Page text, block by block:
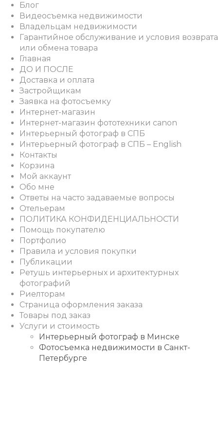
Блог
Видеосъемка недвижимости
Владельцам недвижимости
Гарантийное обслуживание и условия возврата
или обмена товара
Главная
ДО И ПОСЛЕ
Доставка и оплата
Застройщикам
Заявка на фотосъемку
Интернет-магазин
Интернет-магазин фототехники canon
Интерьерный фотограф в СПБ
Интерьерный фотограф в СПБ – English
Контакты
Корзина
Мой аккаунт
Обо мне
Ответы на часто задаваемые вопросы
Отельерам
ПОЛИТИКА КОНФИДЕНЦИАЛЬНОСТИ
Помощь покупателю
Портфолио
Правила и условия покупки
Публикации
Ретушь интерьерных и архитектурных
фотографий
Риелторам
Страница оформления заказа
Товары под заказ
Услуги и стоимость
Интерьерный фотограф в Минске
Фотосъемка недвижимости в Санкт-
Петербурге